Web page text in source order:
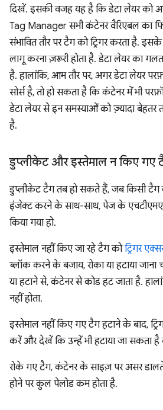
दिखें. इसकी वजह यह है कि डेटा लेयर को
Tag Manager सभी कंटेनर वैरिएबल का
संभावित तौर पर टैग को ट्रिगर करता है.
लागू करना ज़रूरी होता है. डेटा लेयर का
है. हालांकि, आम तौर पर, अगर डेटा लेयर
सोर्स है, तो हो सकता है कि कंटेनर में भी
डेटा लेयर से इन समस्याओं को ज़्यादा बेहतर
है.
डुप्लीकेट और इस्तेमाल न किए गए
डुप्लीकेट टैग तब हो सकते हैं, जब किसी
इंजेक्ट करने के साथ-साथ, पेज के
किया गया हो.
इस्तेमाल नहीं किए जा रहे टैग कोट्रिगर
ब्लॉक करने के बजाय, रोका या हटाया जाना
या हटाने से, कंटेनर से कोड हट जाता है.
नहीं होता.
इस्तेमाल नहीं किए गए टैग हटाने के बाद,
करें और देखें कि उन्हें भी हटाया जा सकता है
रोके गए टैग, कंटेनर के साइज़ पर असर
होने पर कुल पेलोड कम होता है.